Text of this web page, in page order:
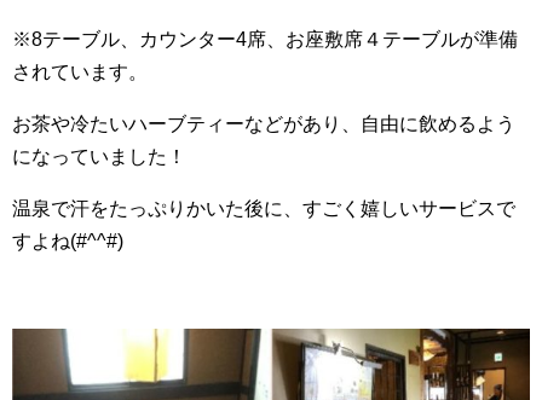
※8テーブル、カウンター4席、お座敷席４テーブルが準備
されています。
お茶や冷たいハーブティーなどがあり、自由に飲めるよう
になっていました！
温泉で汗をたっぷりかいた後に、すごく嬉しいサービスで
すよね(#^^#)